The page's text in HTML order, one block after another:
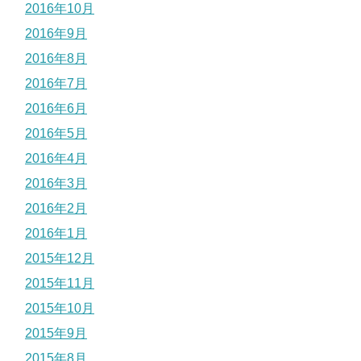
2016年10月
2016年9月
2016年8月
2016年7月
2016年6月
2016年5月
2016年4月
2016年3月
2016年2月
2016年1月
2015年12月
2015年11月
2015年10月
2015年9月